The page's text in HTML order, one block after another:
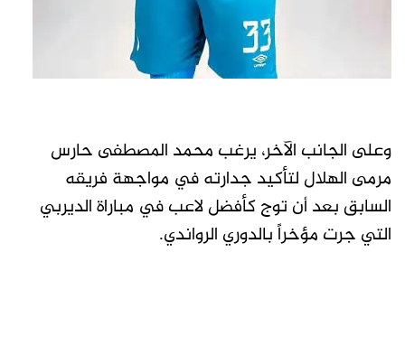
وعلى الجانب الآخر، يرغب محمد المصطفى حارس
مرمى الهلال لتأكيد جدارته في مواجهة فريقه
السابق بعد أن توج كأفضل لاعب في مباراة الديربي
التي جرت مؤخراً بالدوري الرواندي.